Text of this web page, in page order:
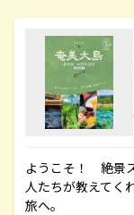
ようこそ！ 絶景
人たちが教えてく
旅へ。